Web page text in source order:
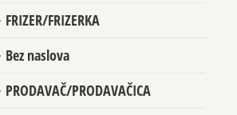
FRIZER/FRIZERKA
Bez naslova
PRODAVAČ/PRODAVAČICA